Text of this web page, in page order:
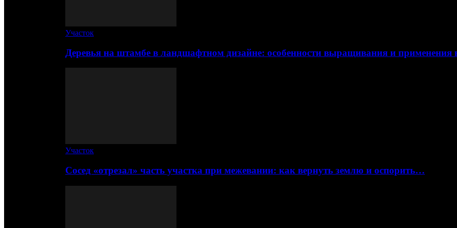
Участок
Деревья на штамбе в ландшафтном дизайне: особенности выращивания и
Участок
Сосед «отрезал» часть участка при межевании: как вернуть землю и оспорить…